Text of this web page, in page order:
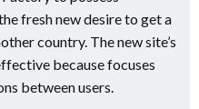
fresh new desire to get a
country. The new site’s
because focuses
between users.